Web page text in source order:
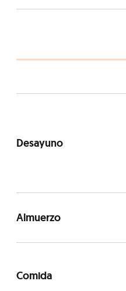
Desayuno
Almuerzo
Comida